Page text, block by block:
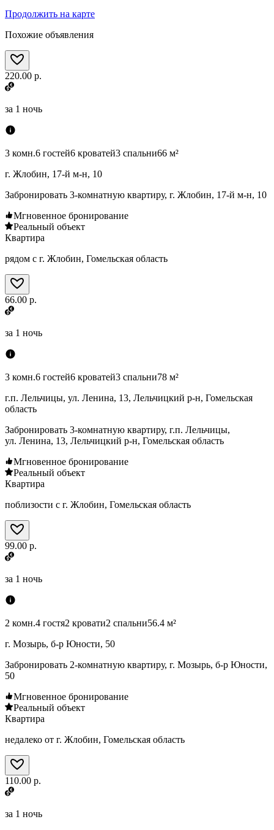
Продолжить на карте
Похожие объявления
220.00 р.
за 1 ночь
3 комн.6 гостей6 кроватей3 спальни66 м²
г. Жлобин, 17-й м-н, 10
Забронировать 3-комнатную квартиру, г. Жлобин, 17-й м-н, 10
Мгновенное бронирование
Реальный объект
Квартира
рядом с г. Жлобин, Гомельская область
66.00 р.
за 1 ночь
3 комн.6 гостей6 кроватей3 спальни78 м²
г.п. Лельчицы, ул. Ленина, 13, Лельчицкий р-н, Гомельская
область
Забронировать 3-комнатную квартиру, г.п. Лельчицы,
ул. Ленина, 13, Лельчицкий р-н, Гомельская область
Мгновенное бронирование
Реальный объект
Квартира
поблизости с г. Жлобин, Гомельская область
99.00 р.
за 1 ночь
2 комн.4 гостя2 кровати2 спальни56.4 м²
г. Мозырь, б-р Юности, 50
Забронировать 2-комнатную квартиру, г. Мозырь, б-р Юности,
50
Мгновенное бронирование
Реальный объект
Квартира
недалеко от г. Жлобин, Гомельская область
110.00 р.
за 1 ночь